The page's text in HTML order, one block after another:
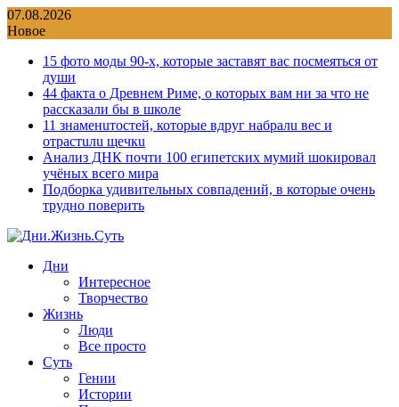
Перейти
к
07.08.2026
Новое
15 фото моды 90-х, которые заставят вас посмеяться от
души
44 факта о Древнем Риме, о которых вам ни за что не
рассказали бы в школе
11 знаменuтостей, которые вдруг набралu вес и
отрастuлu щечкu
Анализ ДНК почти 100 египетских мумий шокировал
учёных всего мира
Подборка удивительных совпадений, в которые очень
трудно поверить
Дни
Интересное
Творчество
Жизнь
Люди
Все просто
Суть
Гении
Истории